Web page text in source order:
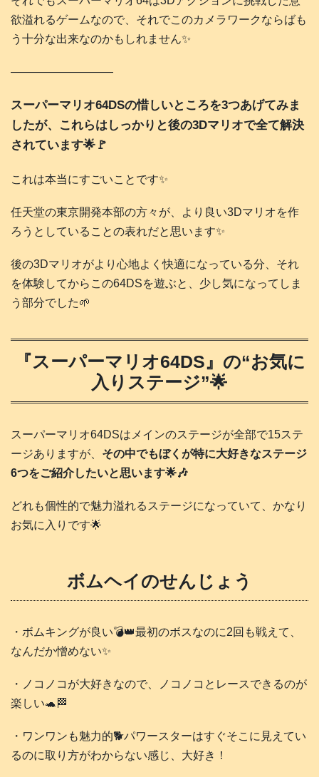
欲溢れるゲームなので、それでこのカメラワークならばも
う十分な出来なのかもしれません✨
―――――――――
スーパーマリオ64DSの惜しいところを3つあげてみま
したが、これらはしっかりと後の3Dマリオで全て解決
されています🌟🚩
これは本当にすごいことです✨
任天堂の東京開発本部の方々が、より良い3Dマリオを作
ろうとしていることの表れだと思います✨
後の3Dマリオがより心地よく快適になっている分、それ
を体験してからこの64DSを遊ぶと、少し気になってしま
う部分でした🌱
『スーパーマリオ64DS』の“お気に
入りステージ”🌟
スーパーマリオ64DSはメインのステージが全部で15ステ
ージありますが、 その中でもぼくが特に大好きなステージ
6つをご紹介したいと思います🌟🎶
どれも個性的で魅力溢れるステージになっていて、かなり
お気に入りです🌟
ボムヘイのせんじょう
・ボムキングが良い💣️👑最初のボスなのに2回も戦えて、
なんだか憎めない✨
・ノコノコが大好きなので、ノコノコとレースできるのが
楽しい🐢🏁
・ワンワンも魅力的🐕️パワースターはすぐそこに見えてい
るのに取り方がわからない感じ、大好き！